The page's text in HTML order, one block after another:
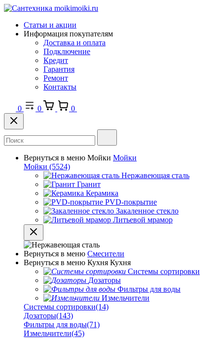
Статьи и акции
Информация покупателям
Доставка и оплата
Подключение
Кредит
Гарантия
Ремонт
Контакты
0 0 0
Вернуться в меню Мойки Мойки
Мойки (5524)
Нержавеющая сталь
Гранит
Керамика
PVD-покрытие
Закаленное стекло
Литьевой мрамор
Вернуться в меню Смесители
Вернуться в меню Кухня Кухня
Системы сортировки
Дозаторы
Фильтры для воды
Измельчители
Системы сортировки(14)
Дозаторы(143)
Фильтры для воды(71)
Измельчители(45)